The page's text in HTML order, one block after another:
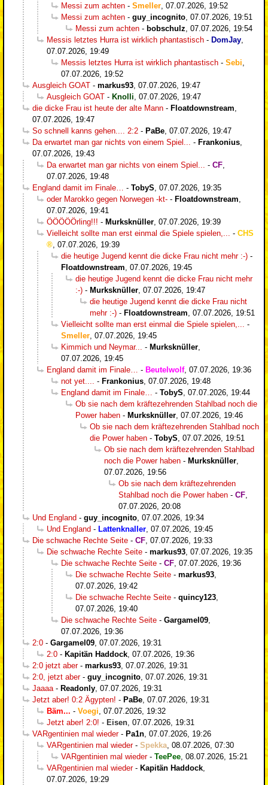
Messi zum achten - Smeller 07.07.2026, 19:52
Messi zum achten - guy_incognito 07.07.2026, 19:51
Messi zum achten - bobschulz 07.07.2026, 19:54
Messis letztes Hurra ist wirklich phantastisch - DomJay
07.07.2026, 19:49
Messis letztes Hurra ist wirklich phantastisch - Sebi
07.07.2026, 19:52
Ausgleich GOAT - markus93 07.07.2026, 19:47
Ausgleich GOAT - Knolli 07.07.2026, 19:47
die dicke Frau ist heute der alte Mann - Floatdownstream
07.07.2026, 19:47
So schnell kanns gehen.... 2:2 - PaBe 07.07.2026, 19:47
Da erwartet man gar nichts von einem Spiel...
- Frankonius
07.07.2026, 19:43
Da erwartet man gar nichts von einem Spiel...
- CF
07.07.2026, 19:48
England damit im Finale…
- TobyS 07.07.2026, 19:35
oder Marokko gegen Norwegen -kt- - Floatdownstream
07.07.2026, 19:41
ÖÖÖÖÖrling!!! - Murksknüller 07.07.2026, 19:39
Vielleicht sollte man erst einmal die Spiele spielen,...
- CHS
07.07.2026, 19:39
die heutige Jugend kennt die dicke Frau nicht mehr :-) -
Floatdownstream 07.07.2026, 19:45
die heutige Jugend kennt die dicke Frau nicht mehr
:-) - Murksknüller 07.07.2026, 19:47
die heutige Jugend kennt die dicke Frau nicht
mehr :-) - Floatdownstream 07.07.2026, 19:51
Vielleicht sollte man erst einmal die Spiele spielen,...
-
Smeller 07.07.2026, 19:45
Kimmich und Neymar...
- Murksknüller
07.07.2026, 19:45
England damit im Finale…
- Beutelwolf, 07.07.2026, 19:36
not yet....
- Frankonius 07.07.2026, 19:48
England damit im Finale…
- TobyS 07.07.2026, 19:44
Ob sie nach dem kräftezehrenden Stahlbad noch die
Power haben - Murksknüller 07.07.2026, 19:46
Ob sie nach dem kräftezehrenden Stahlbad noch
die Power haben - TobyS 07.07.2026, 19:51
Ob sie nach dem kräftezehrenden Stahlbad
noch die Power haben - Murksknüller
07.07.2026, 19:56
Ob sie nach dem kräftezehrenden
Stahlbad noch die Power haben - CF
07.07.2026, 20:08
Und England - guy_incognito 07.07.2026, 19:34
Und England - Lattenknaller 07.07.2026, 19:45
Die schwache Rechte Seite - CF 07.07.2026, 19:33
Die schwache Rechte Seite - markus93 07.07.2026, 19:35
Die schwache Rechte Seite - CF 07.07.2026, 19:36
Die schwache Rechte Seite - markus93
07.07.2026, 19:42
Die schwache Rechte Seite - quincy123
07.07.2026, 19:40
Die schwache Rechte Seite - Gargamel09
07.07.2026, 19:36
2:0 - Gargamel09 07.07.2026, 19:31
2:0 - Kapitän Haddock 07.07.2026, 19:36
2:0 jetzt aber- markus93 07.07.2026, 19:31
2:0, jetzt aber- guy_incognito 07.07.2026, 19:31
Jaaaa - Readonly 07.07.2026, 19:31
Jetzt aber! 0:2 Ägypten! - PaBe 07.07.2026, 19:31
Bäm... - Voegi 07.07.2026, 19:32
Jetzt aber! 2:0! - Eisen 07.07.2026, 19:31
VARgentinien mal wieder- Pa1n 07.07.2026, 19:26
VARgentinien mal wieder- Spekka 08.07.2026, 07:30
VARgentinien mal wieder- TeePee 08.07.2026, 15:21
VARgentinien mal wieder- Kapitän Haddock
07.07.2026, 19:29